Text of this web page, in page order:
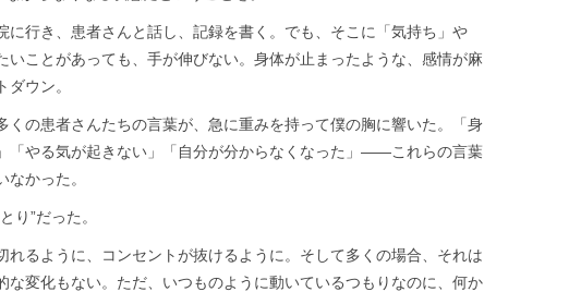
に行き、患者さんと話し、記録を書く。でも、そこに「気持ち」や
いことがあっても、手が伸びない。身体が止まったような、感情が麻
ウン。
くの患者さんたちの言葉が、急に重みを持って僕の胸に響いた。「身
「やる気が起きない」「自分が分からなくなった」——これらの言葉
かった。
り”だった。
れるように、コンセントが抜けるように。そして多くの場合、それは
な変化もない。ただ、いつものように動いているつもりなのに、何か